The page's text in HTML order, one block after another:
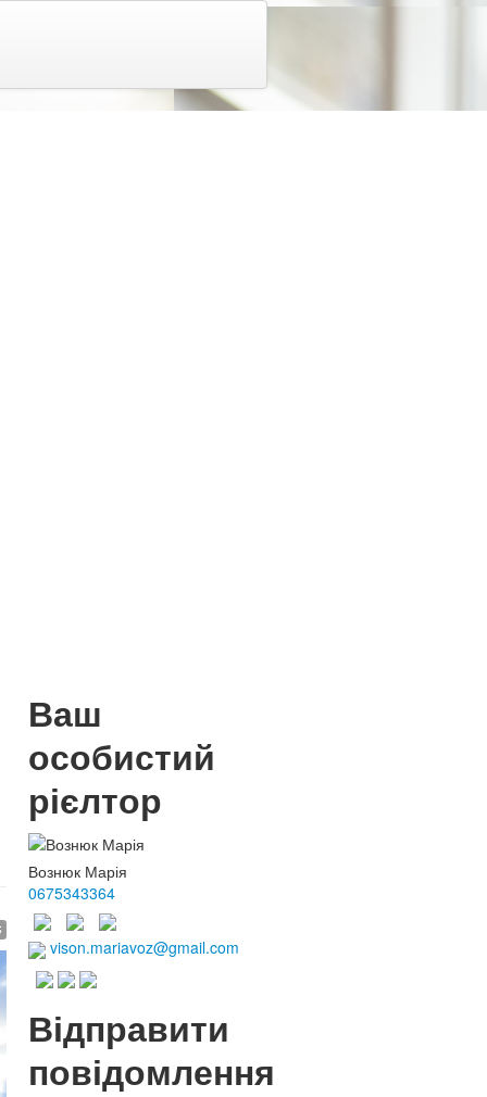
Ваш
особистий
рієлтор
Вознюк Марія
0675343364
vison.mariavoz@gmail.com
Відправити
повідомлення